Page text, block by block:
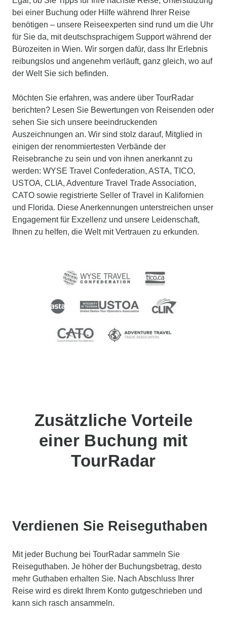
bei einer Buchung oder Hilfe während Ihrer Reise
benötigen – unsere Reiseexperten sind rund um die Uhr
für Sie da, mit deutschsprachigem Support während der
Bürozeiten in Wien. Wir sorgen dafür, dass Ihr Erlebnis
reibungslos und angenehm verläuft, ganz gleich, wo auf
der Welt Sie sich befinden.
Möchten Sie erfahren, was andere über TourRadar
berichten? Lesen Sie Bewertungen von Reisenden oder
sehen Sie sich unsere beeindruckenden
Auszeichnungen an. Wir sind stolz darauf, Mitglied in
einigen der renommiertesten Verbände der
Reisebranche zu sein und von ihnen anerkannt zu
werden: WYSE Travel Confederation, ASTA, TICO,
USTOA, CLIA, Adventure Travel Trade Association,
CATO sowie registrierte Seller of Travel in Kalifornien
und Florida. Diese Anerkennungen unterstreichen unser
Engagement für Exzellenz und unsere Leidenschaft,
Ihnen zu helfen, die Welt mit Vertrauen zu erkunden.
Zusätzliche Vorteile
einer Buchung mit
TourRadar
Verdienen Sie Reiseguthaben
Mit jeder Buchung bei TourRadar sammeln Sie
Reiseguthaben. Je höher der Buchungsbetrag, desto
mehr Guthaben erhalten Sie. Nach Abschluss Ihrer
Reise wird es direkt Ihrem Konto gutgeschrieben und
kann sich rasch ansammeln.